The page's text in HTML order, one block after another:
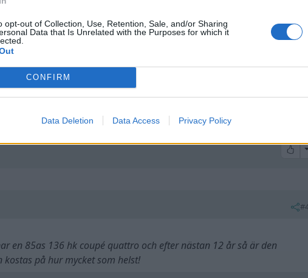
opt-out of Collection, Use, Retention, Sale, and/or Sharing
Data that Is Unrelated with the Purposes for which it
CONFIRM
Data Deletion Data Access Privacy Policy
en 85as 136 hk coupé quattro och efter nästan 12 år så är den
på hur mycket som helst!
en 85as 136 hk coupé quattro och efter nästan 12 år så är den
på hur mycket som helst!